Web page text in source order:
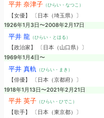
平井 奈津子（ひらい・なつこ）
【女優】 〔日本（埼玉県）〕
1926年1月3日〜2008年2月17日
平井 龍 （ひらい・とほる）
【政治家】 〔日本（山口県）〕
1969年1月4日〜
平井 真軌 （ひらい・まき）
【俳優】 〔日本（京都府）〕
1918年1月13日〜2021年2月21日
平井 英子（ひらい・ひでこ）
【歌手】 〔日本（東京都）〕